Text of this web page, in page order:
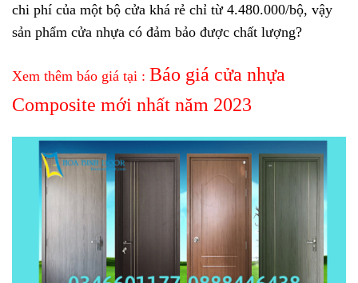
chi phí của một bộ cửa khá rẻ chỉ từ 4.480.000/bộ, vậy
sản phẩm cửa nhựa có đảm bảo được chất lượng?
Xem thêm báo giá tại : Báo giá cửa nhựa
Composite mới nhất năm 2023